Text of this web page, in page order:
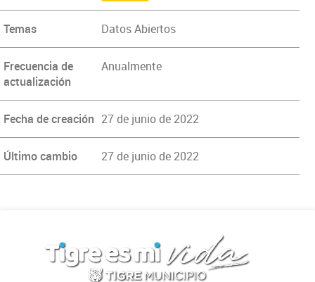
Temas Datos Abiertos
Frecuencia de
actualización
Anualmente
Fecha de creación 27 de junio de 2022
Último cambio 27 de junio de 2022